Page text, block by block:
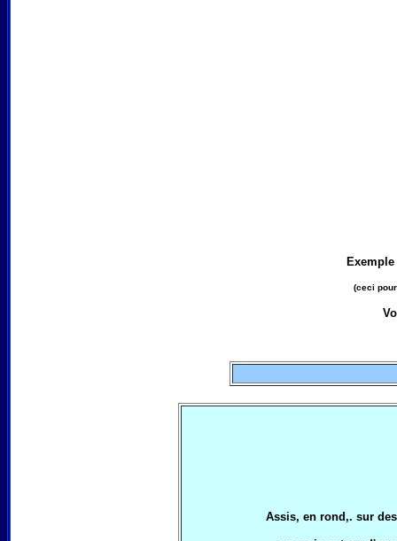
(ceci
Assis, en rond,. sur